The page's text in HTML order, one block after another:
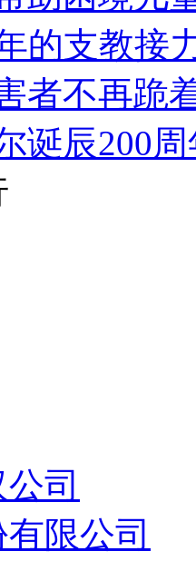
的支教接
者不再跪
诞辰200周
司
有限公司